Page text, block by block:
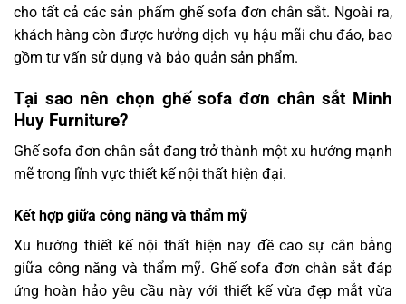
cho tất cả các sản phẩm ghế sofa đơn chân sắt. Ngoài ra,
khách hàng còn được hưởng dịch vụ hậu mãi chu đáo, bao
gồm tư vấn sử dụng và bảo quản sản phẩm.
Tại sao nên chọn ghế sofa đơn chân sắt Minh
Huy Furniture?
Ghế sofa đơn chân sắt đang trở thành một xu hướng mạnh
mẽ trong lĩnh vực thiết kế nội thất hiện đại.
Kết hợp giữa công năng và thẩm mỹ
Xu hướng thiết kế nội thất hiện nay đề cao sự cân bằng
giữa công năng và thẩm mỹ. Ghế sofa đơn chân sắt đáp
ứng hoàn hảo yêu cầu này với thiết kế vừa đẹp mắt vừa